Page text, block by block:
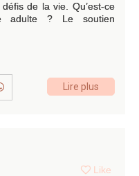
de la vie. Qu’est-ce
adulte ? Le soutien
Lire plus
Like